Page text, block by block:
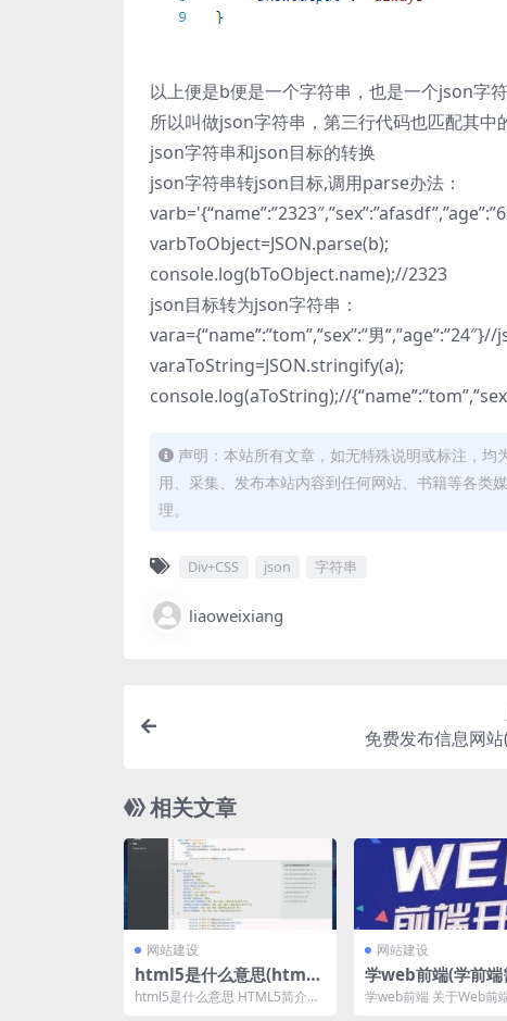
以上便是b便是一个字符串，也是一个json字
所以叫做json字符串，第三行代码也匹配其中
json字符串和json目标的转换
json字符串转json目标,调用parse办法：
varbToObject=JSON.parse(b);
console.log(bToObject.name);//2323
json目标转为json字符串：
vara={“name”:”tom”,”sex”:”男
varaToString=JSON.stringify(a);
console.log(aToString);//
声明：本站所有文章，如无特殊说明或标注，
用、采集、发布本站内容到任何网站、书籍等各类
理。
Div+CSS json 字符串
liaoweixiang
免费发布信息网
相关文章
网站建设
html5是什么意思(html5
是什么技术)
html5是什么意思 HTML5简介：
网站建设
学web前端(学前端
么基础)
学web前端 关于Web前